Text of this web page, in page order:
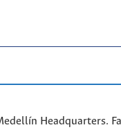
Headquarters.